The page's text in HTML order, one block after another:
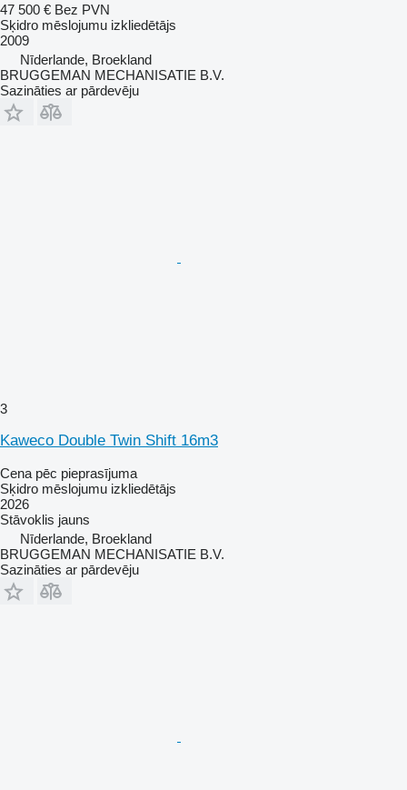
47 500 € Bez PVN
Sķidro mēslojumu izkliedētājs
2009
Nīderlande, Broekland
BRUGGEMAN MECHANISATIE B.V.
Sazināties ar pārdevēju
3
Kaweco Double Twin Shift 16m3
Cena pēc pieprasījuma
Sķidro mēslojumu izkliedētājs
2026
Stāvoklis jauns
Nīderlande, Broekland
BRUGGEMAN MECHANISATIE B.V.
Sazināties ar pārdevēju